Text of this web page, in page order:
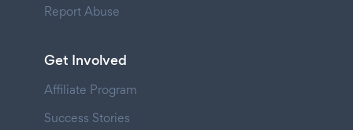
Report Abuse
Get Involved
Affiliate Program
Success Stories